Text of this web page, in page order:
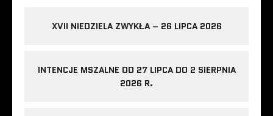
XVII NIEDZIELA ZWYKŁA – 26 LIPCA 2026
INTENCJE MSZALNE OD 27 LIPCA DO 2 SIERPNIA
2026 R.